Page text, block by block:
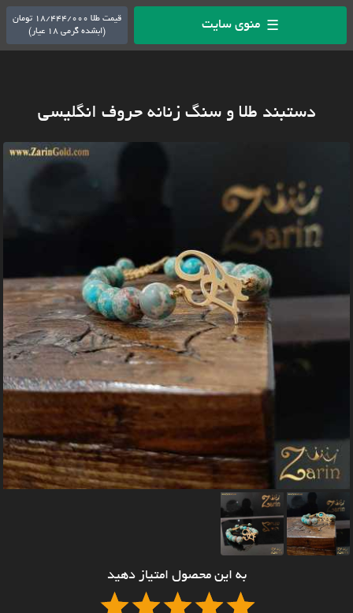
☰ منوی سایت
قیمت طلا 18/444/000 تومان
(ابشده گرمی 18 عیار)
دستبند طلا و سنگ زنانه حروف انگلیسی
به این محصول امتیاز دهید